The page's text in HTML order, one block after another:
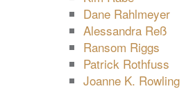
Dane Rahlmeyer
Alessandra Reß
Ransom Riggs
Patrick Rothfuss
Joanne K. Rowling